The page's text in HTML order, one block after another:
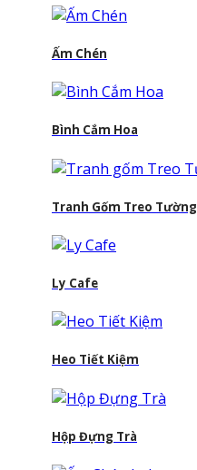
Ấm Chén
Bình Cắm Hoa
Tranh Gốm Treo Tường
Ly Cafe
Heo Tiết Kiệm
Hộp Đựng Trà